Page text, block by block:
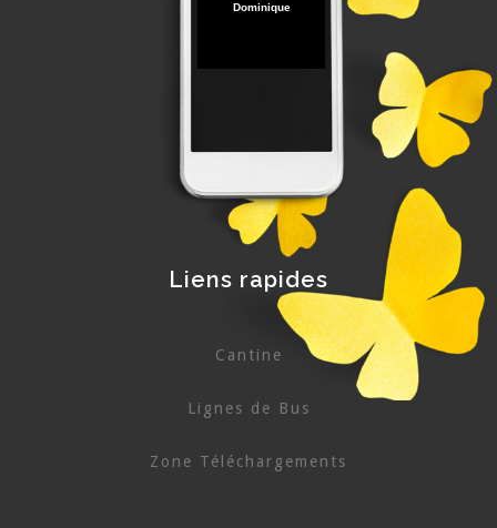
Liens rapides
Cantine
Lignes de Bus
Zone Téléchargements